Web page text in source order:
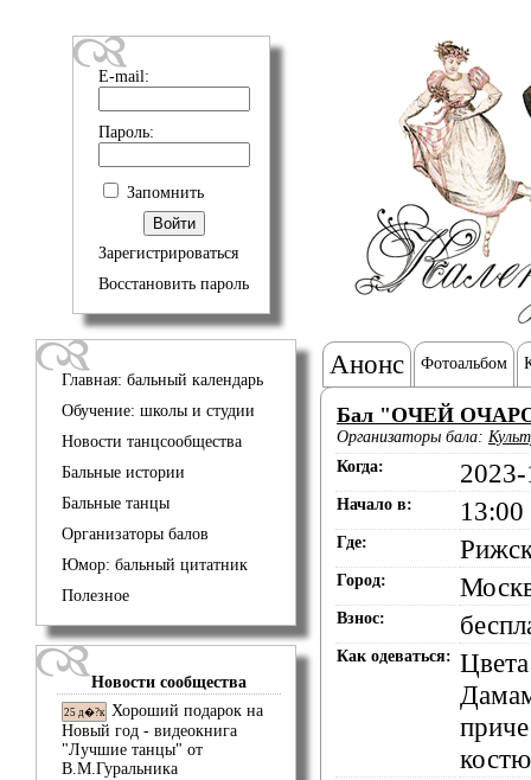
E-mail:
Пароль:
Запомнить
Зарегистрироваться
Восстановить пароль
Главная: бальный календарь
Обучение: школы и студии
Новости танцсообщества
Бальные истории
Бальные танцы
Организаторы балов
Юмор: бальный цитатник
Полезное
Новости сообщества
25 д�?к Хороший подарок на
Новый год - видеокнига
"Лучшие танцы" от
В.М.Гуральника
Анонс Фотоальбом
Бал "ОЧЕЙ
Организаторы бала:
Когда:
Начало в: 13:00
Где:
Город:
Взнос:
Как одеваться: